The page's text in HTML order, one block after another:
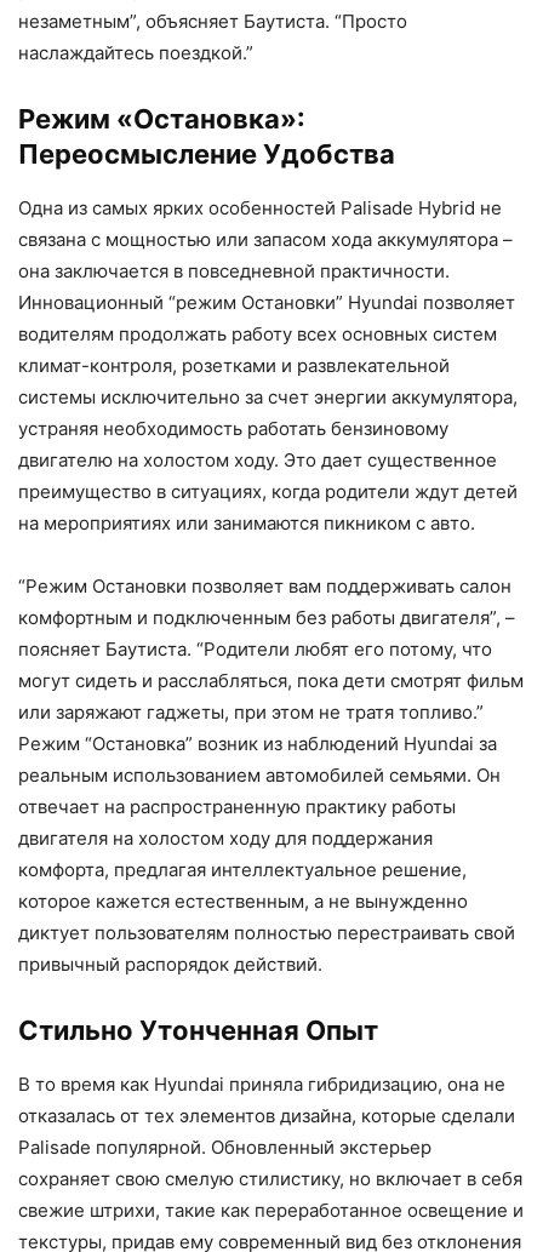
незаметным”, объясняет Баутиста. “Просто
наслаждайтесь поездкой.”
Режим «Остановка»:
Переосмысление Удобства
Одна из самых ярких особенностей Palisade Hybrid не
связана с мощностью или запасом хода аккумулятора –
она заключается в повседневной практичности.
Инновационный “режим Остановки” Hyundai позволяет
водителям продолжать работу всех основных систем
климат-контроля, розетками и развлекательной
системы исключительно за счет энергии аккумулятора,
устраняя необходимость работать бензиновому
двигателю на холостом ходу. Это дает существенное
преимущество в ситуациях, когда родители ждут детей
на мероприятиях или занимаются пикником с авто.
“Режим Остановки позволяет вам поддерживать салон
комфортным и подключенным без работы двигателя”, –
поясняет Баутиста. “Родители любят его потому, что
могут сидеть и расслабляться, пока дети смотрят фильм
или заряжают гаджеты, при этом не тратя топливо.”
Режим “Остановка” возник из наблюдений Hyundai за
реальным использованием автомобилей семьями. Он
отвечает на распространенную практику работы
двигателя на холостом ходу для поддержания
комфорта, предлагая интеллектуальное решение,
которое кажется естественным, а не вынужденно
диктует пользователям полностью перестраивать свой
привычный распорядок действий.
Стильно Утонченная Опыт
В то время как Hyundai приняла гибридизацию, она не
отказалась от тех элементов дизайна, которые сделали
Palisade популярной. Обновленный экстерьер
сохраняет свою смелую стилистику, но включает в себя
свежие штрихи, такие как переработанное освещение и
текстуры, придав ему современный вид без отклонения